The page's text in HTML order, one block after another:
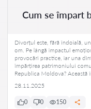
Cum se împart
Divorțul este, fără îndoială,
om. Pe lângă impactul
provocări practice, iar una
împărțirea patrimoniului
Republica Moldova?
28.11.2025
0 0 150